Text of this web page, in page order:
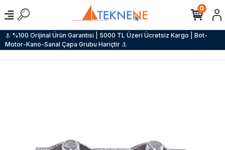
⚓ %100 Orijinal Ürün Garantisi | 5000 TL Üzeri Ücretsiz Kargo | Bot-
Motor-Kano-Sanal Çapa Grubu Hariçtir ⚓
0